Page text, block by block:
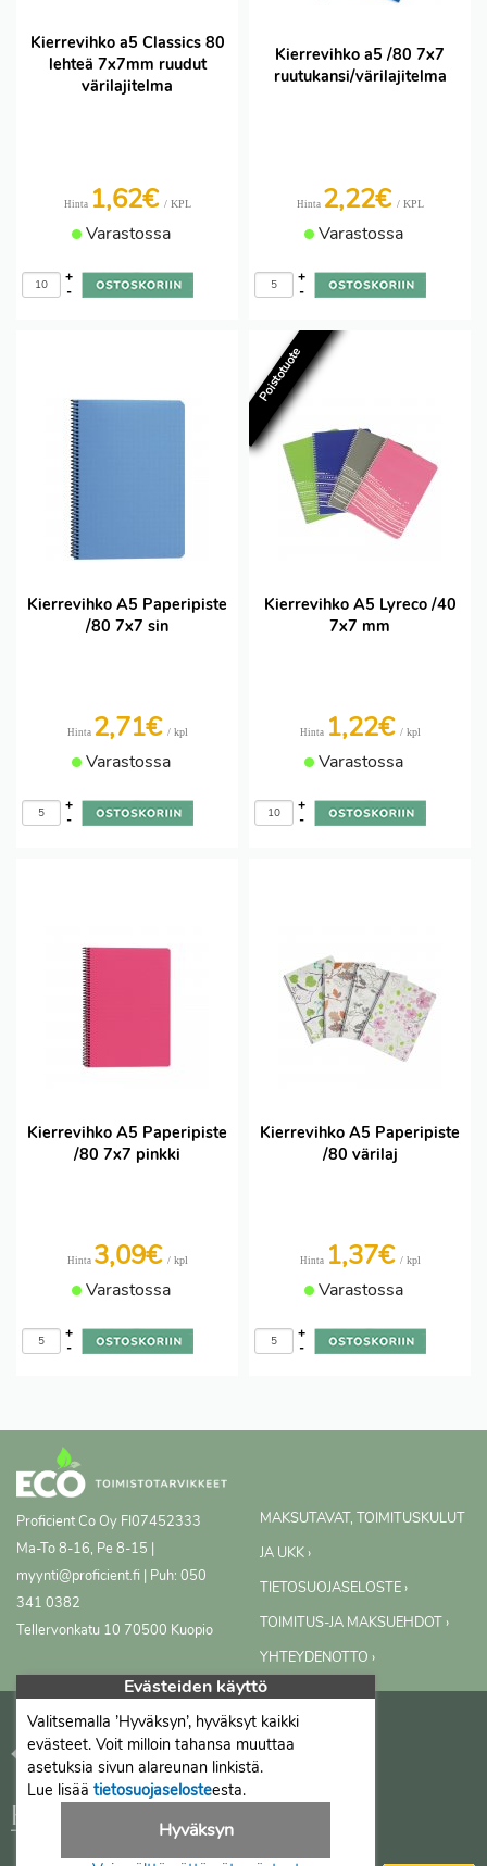
Kierrevihko a5 Classics 80
lehteä 7x7mm ruudut
värilajitelma
Hinta 1,62€ / KPL
Varastossa
-
+
Kierrevihko a5 /80 7x7
ruutukansi/värilajitelma
Hinta 2,22€ / KPL
Varastossa
-
+
Kierrevihko A5 Paperipiste
/80 7x7 sin
Hinta 2,71€ / kpl
Varastossa
-
+
Poistotuote
Kierrevihko A5 Lyreco /40
7x7 mm
Hinta 1,22€ / kpl
Varastossa
-
+
Kierrevihko A5 Paperipiste
/80 7x7 pinkki
Hinta 3,09€ / kpl
Varastossa
-
+
Kierrevihko A5 Paperipiste
/80 värilaj
Hinta 1,37€ / kpl
Varastossa
-
+
Proficient Co Oy FI07452333
Ma-To 8-16, Pe 8-15 |
myynti@proficient.fi | Puh: 050
341 0382
Tellervonkatu 10 70500 Kuopio
MAKSUTAVAT, TOIMITUSKULUT
JA UKK ›
TIETOSUOJASELOSTE ›
TOIMITUS-JA MAKSUEHDOT ›
YHTEYDENOTTO ›
Evästeiden käyttö
Valitsemalla ’Hyväksyn’, hyväksyt kaikki
evästeet. Voit milloin tahansa muuttaa
asetuksia sivun alareunan linkistä.
Lue lisää tietosuojaselosteesta.
Hyväksyn